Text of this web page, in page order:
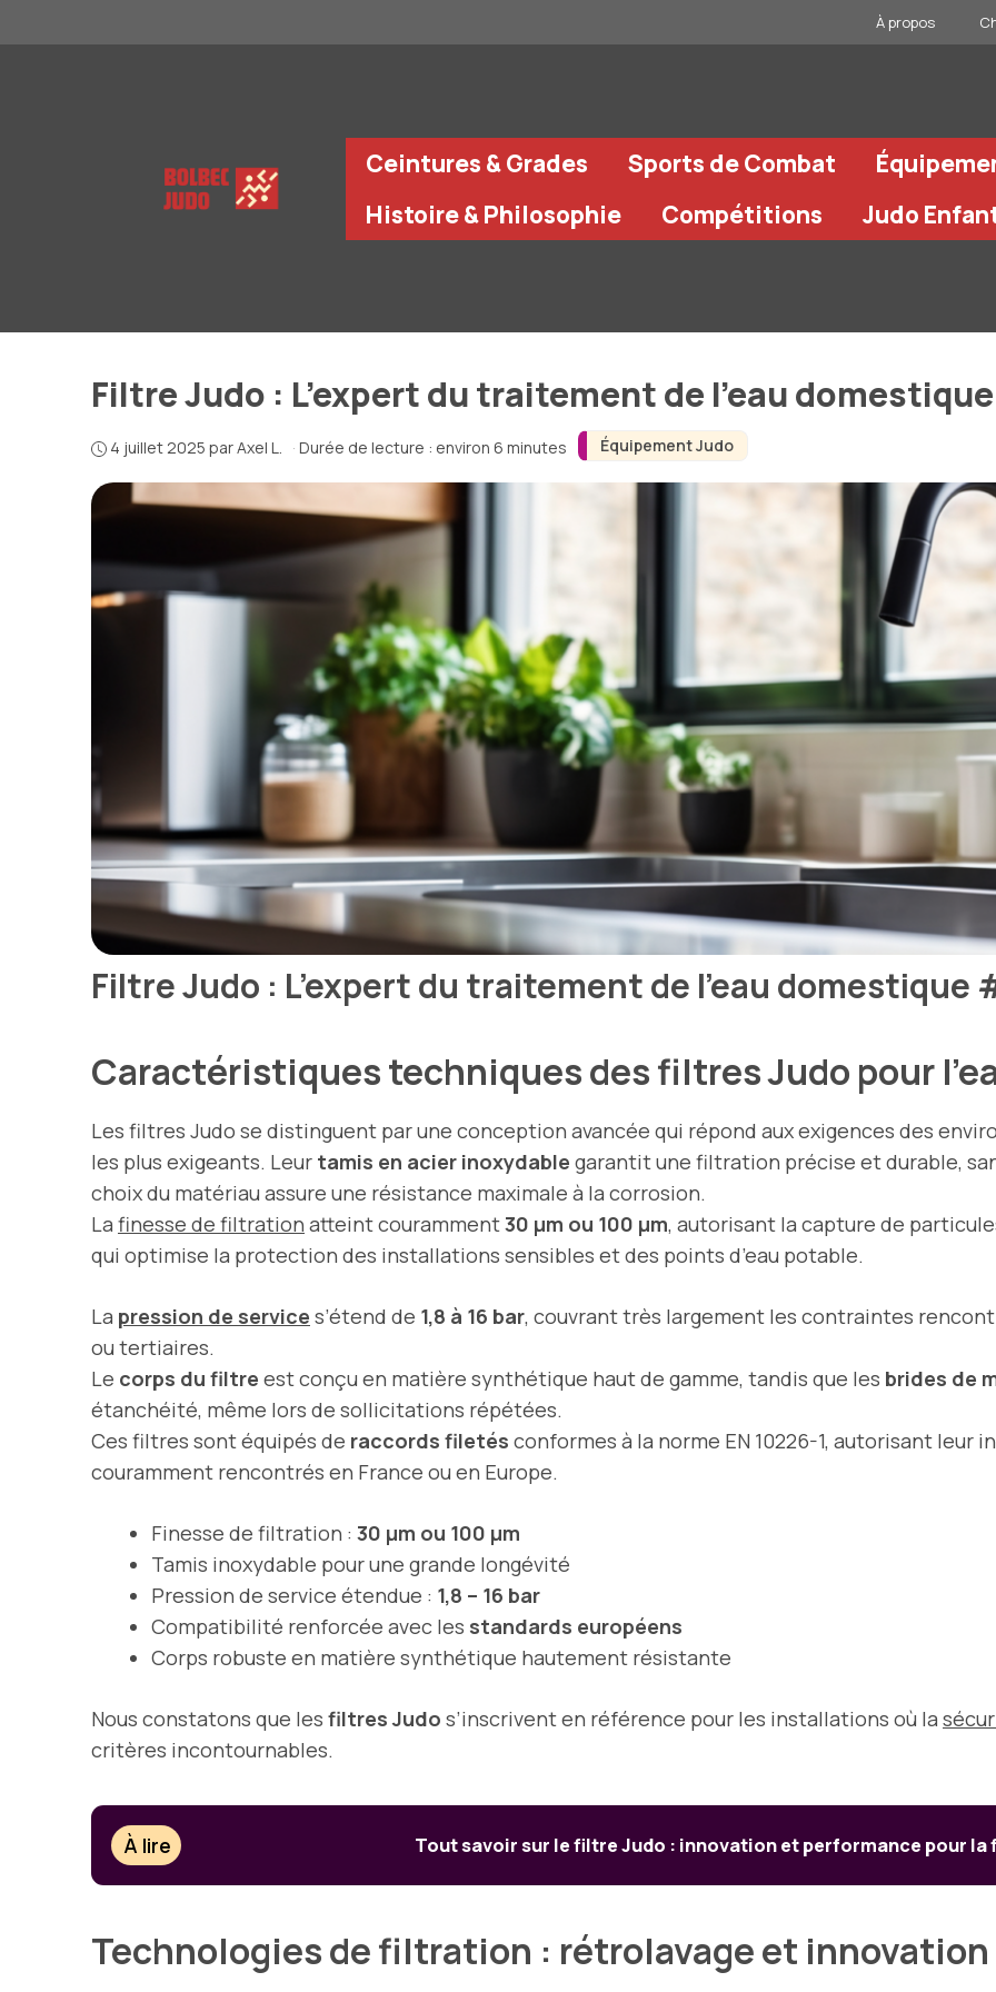
au
À propos
Ceintures & Grades Sports de Combat
Histoire & Philosophie
Compétitions Judo
Équipement Judo
Filtre Judo : L’expert du traitement de l’eau domestique
4 juillet 2025 parAxel L. · Durée de lecture : environ 6 minutes
Filtre Judo : L’expert du traitement de l’eau domestique
Caractéristiques techniques des filtres Judo pour
Les filtres Judo se distinguent par une conception avancée qui répond aux exigences des
les plus exigeants. Leur tamis en acier inoxydable garantit une filtration précise et durable,
choix du matériau assure une résistance maximale à la corrosion.
La finesse de filtration atteint couramment30 µm ou 100 µm, autorisant la capture de
qui optimise la protection des installations sensibles et des points d’eau potable.
La pression de service s’étend de 1,8 à 16 bar, couvrant très largement les contraintes
ou tertiaires.
Le corps du filtre est conçu en matière synthétique haut de gamme, tandis que les brides de
étanchéité, même lors de sollicitations répétées.
Ces filtres sont équipés de raccords filetés conformes à la norme EN 10226-1, autorisant leur
couramment rencontrés en France ou en Europe.
Finesse de filtration : 30 µm ou 100 µm
Tamis inoxydable pour une grande longévité
Pression de service étendue : 1,8 – 16 bar
Compatibilité renforcée avec les standards européens
Corps robuste en matière synthétique hautement résistante
Nous constatons que les filtres Judo s’inscrivent en référence pour les installations où la
critères incontournables.
À lire Tout savoir sur le filtre Judo : innovation et performance pour la
Technologies de filtration : rétrolavage et